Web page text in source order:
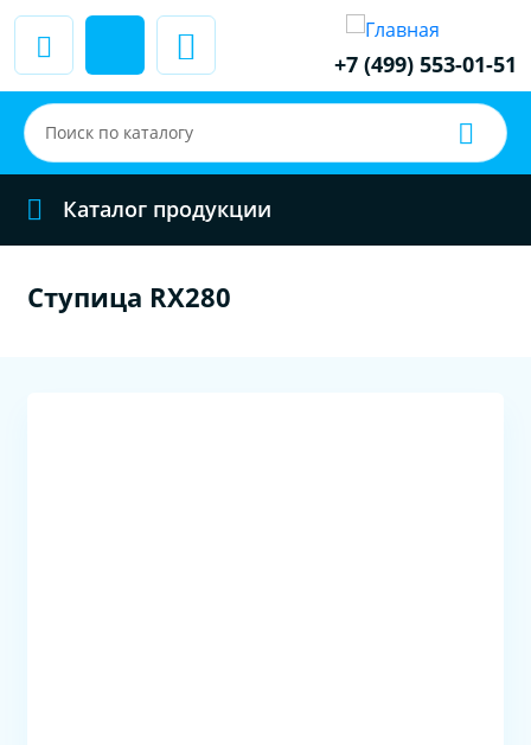
+7 (499) 553-01-51
Каталог продукции
Ступица RX280